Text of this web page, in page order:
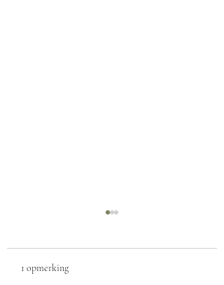
1 opmerking